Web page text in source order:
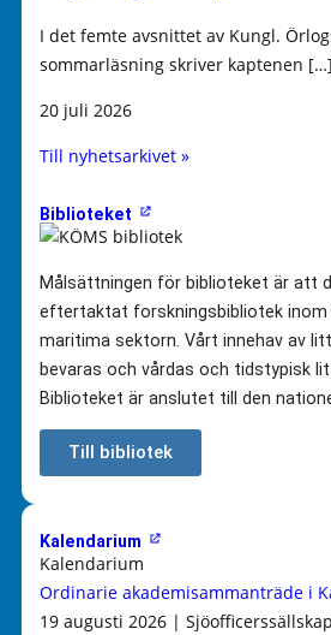
I det femte avsnittet av Kungl.
sommarläsning skriver kaptenen […]
20 juli 2026
Till nyhetsarkivet »
Biblioteket
Målsättningen för biblioteket är att
eftertaktat forskningsbibliotek inom
maritima sektorn. Vårt innehav av
bevaras och vårdas och tidstypisk
Biblioteket är anslutet till den
Till bibliotek
Kalendarium
Kalendarium
Ordinarie akademisammanträde i
19 augusti 2026 |